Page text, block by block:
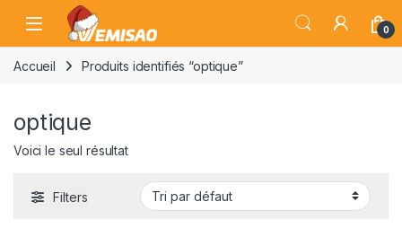
Skip to navigation
Skip to content
Open 0
Accueil Produits identifiés “optique”
optique
Voici le seul résultat
Filters